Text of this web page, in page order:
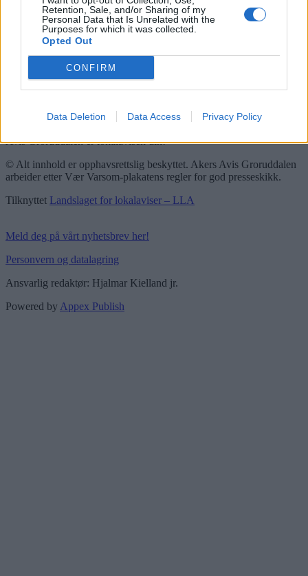
Retention, Sale, and/or Sharing of my
Personal Data that Is Unrelated with the
Purposes for which it was collected.
Opted Out
CONFIRM
Data Deletion Data Access Privacy Policy
Hjalmar Kielland jr.
Redaktør
Send e-post
22918830
Pressens faglige utvalg
Vær Varsom-plakaten
Avis Groruddalen er lokalavisen din!
© Alt innhold er opphavsrettslig beskyttet. Akers Avis Groruddalen
arbeider etter Vær Varsom-plakatens regler for god presseskikk.
Tilknyttet Landslaget for lokalaviser – LLA
Meld deg på vårt nyhetsbrev her!
Personvern og datalagring
Ansvarlig redaktør: Hjalmar Kielland jr.
Powered by Appex Publish